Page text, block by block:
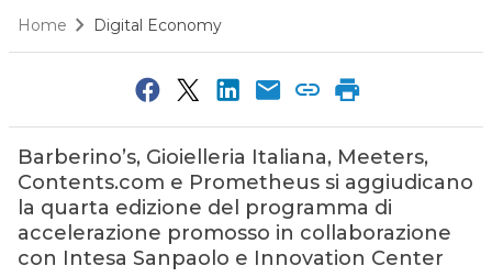
Home Digital Economy
Barberino’s, Gioielleria Italiana, Meeters,
Contents.com e Prometheus si aggiudicano
la quarta edizione del programma di
accelerazione promosso in collaborazione
con Intesa Sanpaolo e Innovation Center